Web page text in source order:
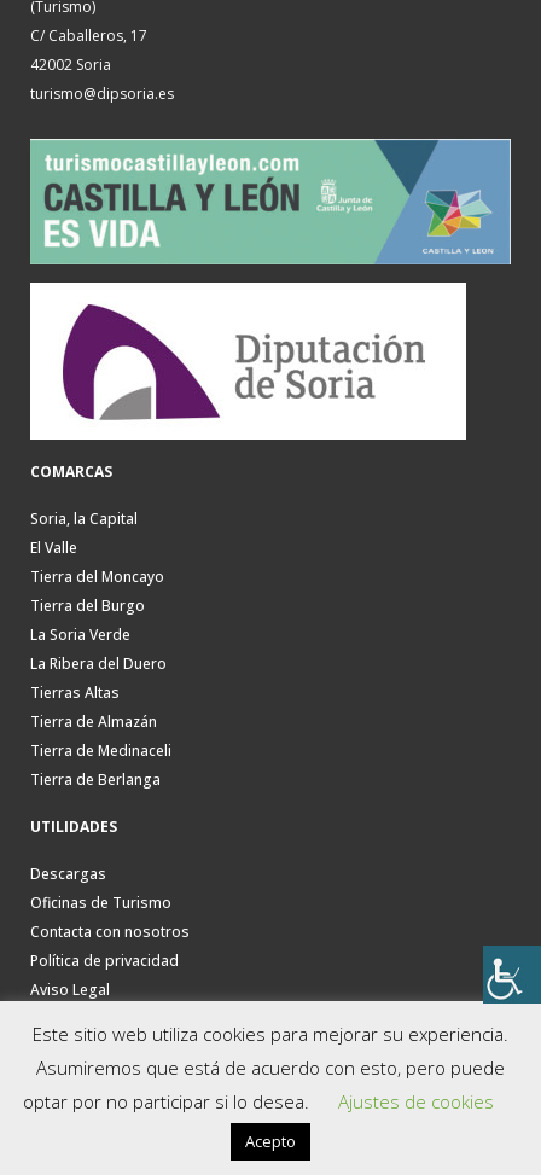
(Turismo)
C/ Caballeros, 17
42002 Soria
turismo@dipsoria.es
COMARCAS
Soria, la Capital
El Valle
Tierra del Moncayo
Tierra del Burgo
La Soria Verde
La Ribera del Duero
Tierras Altas
Tierra de Almazán
Tierra de Medinaceli
Tierra de Berlanga
UTILIDADES
Descargas
Oficinas de Turismo
Contacta con nosotros
Política de privacidad
Aviso Legal
Este sitio web utiliza cookies para mejorar su experiencia.
Asumiremos que está de acuerdo con esto, pero puede
optar por no participar si lo desea.
Ajustes de cookies
Acepto